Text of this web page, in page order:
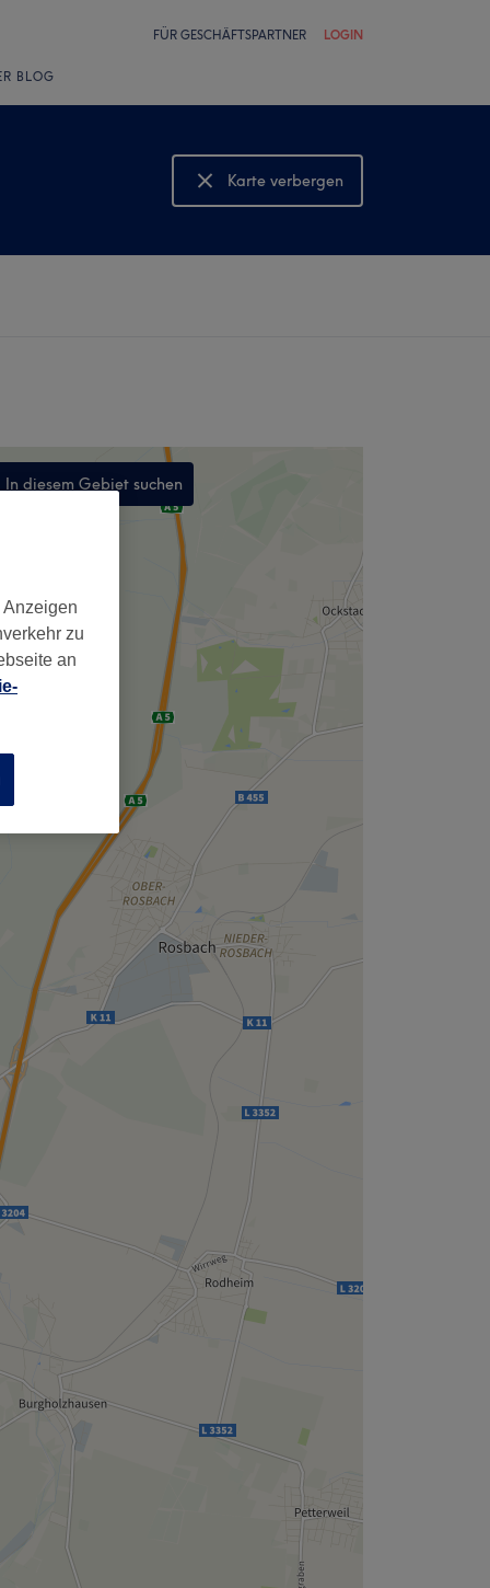
FÜR GESCHÄFTSPARTNER LOGIN
BLOG
Karte verbergen
Karte anzeigen
In diesem Gebiet suchen
zu
an